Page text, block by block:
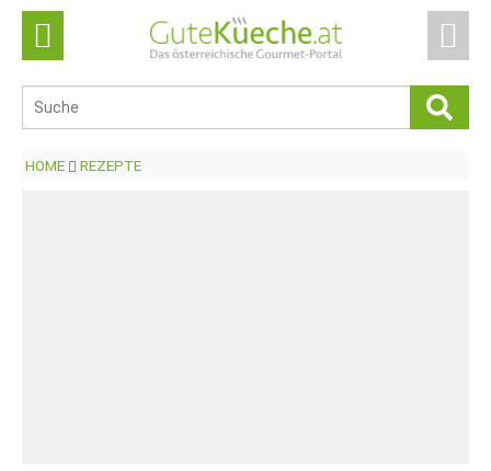
HOME REZEPTE